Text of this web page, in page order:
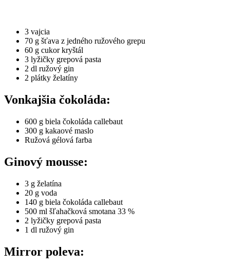
3 vajcia
70 g šťava z jedného ružového grepu
60 g cukor kryštál
3 lyžičky grepová pasta
2 dl ružový gin
2 plátky želatíny
Vonkajšia čokoláda:
600 g biela čokoláda callebaut
300 g kakaové maslo
Ružová gélová farba
Ginový mousse:
3 g želatína
20 g voda
140 g biela čokoláda callebaut
500 ml šľahačková smotana 33 %
2 lyžičky grepová pasta
1 dl ružový gin
Mirror poleva: